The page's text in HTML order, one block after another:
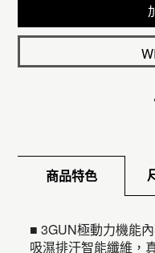
商品特色
■ 3GUN極動力機能
吸濕排汗智能纖維，